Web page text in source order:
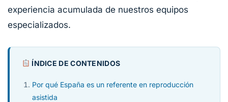
experiencia acumulada de nuestros equipos
especializados.
ÍNDICE DE CONTENIDOS
Por qué España es un referente en reproducción
asistida